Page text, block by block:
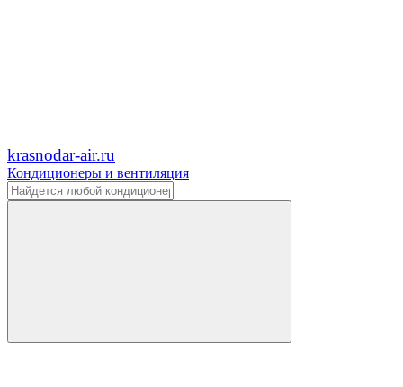
krasnodar-air.ru
Кондиционеры и вентиляция